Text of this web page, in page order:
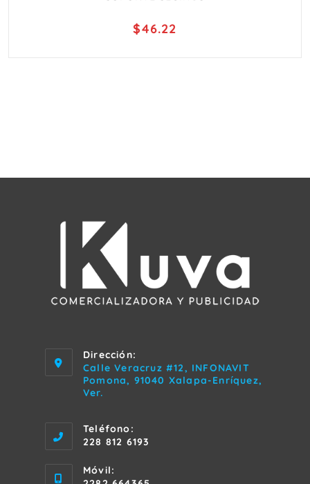
$46.22
Dirección:
Calle Veracruz #12, INFONAVIT
Pomona, 91040 Xalapa-Enríquez,
Ver.
Teléfono:
228 812 6193
Móvil: